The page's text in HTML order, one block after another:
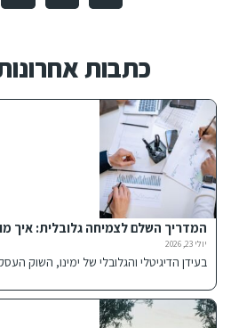
כתבות
המדריך השלם לצמיחה גלובלית: איך
חברות להצלחה בינלאומית
יולי 23, 2026
בעידן הדיגיטלי והגלובלי של ימינו, השוק